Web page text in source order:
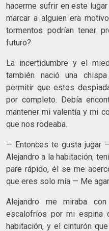
hacerme sufrir en este
marcar a alguien era
tormentos podrían tener
futuro?
La incertidumbre y el
también nació una
permitir que estos
por completo. Debía
mantener mi valentía y mi
que nos rodeaba.
— Entonces te gusta jugar
Alejandro a la habitación,
pare rápido, él se me
que eres solo mía — Me
Alejandro me miraba
escalofríos por mi espina
habitación, y el cinturón